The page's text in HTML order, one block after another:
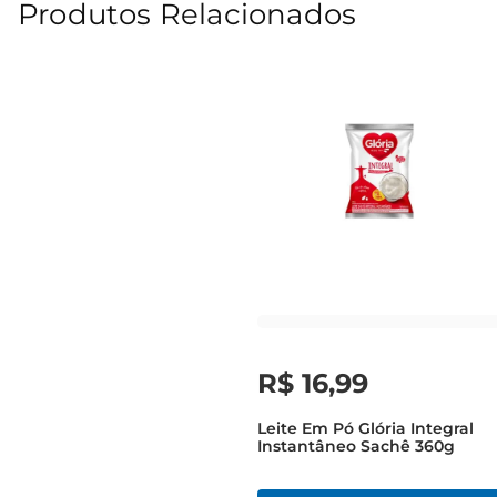
Produtos Relacionados
R$ 16,99
Leite Em Pó Glória Integral
Instantâneo Sachê 360g